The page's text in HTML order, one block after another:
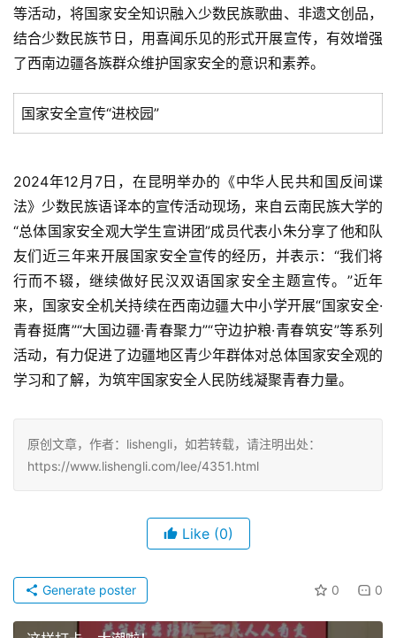
等活动，将国家安全知识融入少数民族歌曲、非遗文创品，
结合少数民族节日，用喜闻乐见的形式开展宣传，有效增强
了西南边疆各族群众维护国家安全的意识和素养。
国家安全宣传“进校园”
2024年12月7日，在昆明举办的《中华人民共和国反间谍
法》少数民族语译本的宣传活动现场，来自云南民族大学的
“总体国家安全观大学生宣讲团”成员代表小朱分享了他和队
友们近三年来开展国家安全宣传的经历，并表示：“我们将
行而不辍，继续做好民汉双语国家安全主题宣传。”近年
来，国家安全机关持续在西南边疆大中小学开展“国家安全·
青春挺膺”“大国边疆·青春聚力”“守边护粮·青春筑安”等系列
活动，有力促进了边疆地区青少年群体对总体国家安全观的
学习和了解，为筑牢国家安全人民防线凝聚青春力量。
原创文章，作者：lishengli，如若转载，请注明出处：
https://www.lishengli.com/lee/4351.html
Like (0)
0 0
Generate poster